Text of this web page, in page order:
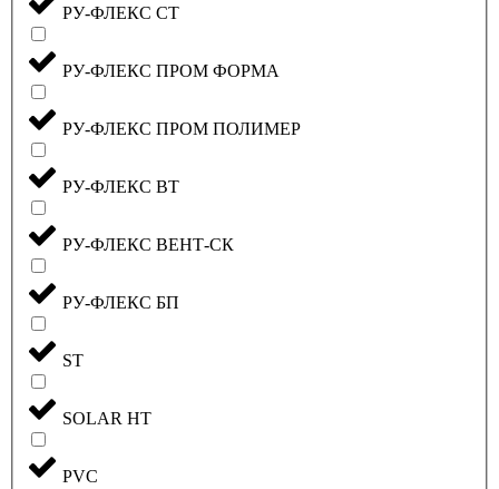
РУ-ФЛЕКС СТ
РУ-ФЛЕКС ПРОМ ФОРМА
РУ-ФЛЕКС ПРОМ ПОЛИМЕР
РУ-ФЛЕКС ВТ
РУ-ФЛЕКС ВЕНТ-СК
РУ-ФЛЕКС БП
ST
SOLAR HT
PVC